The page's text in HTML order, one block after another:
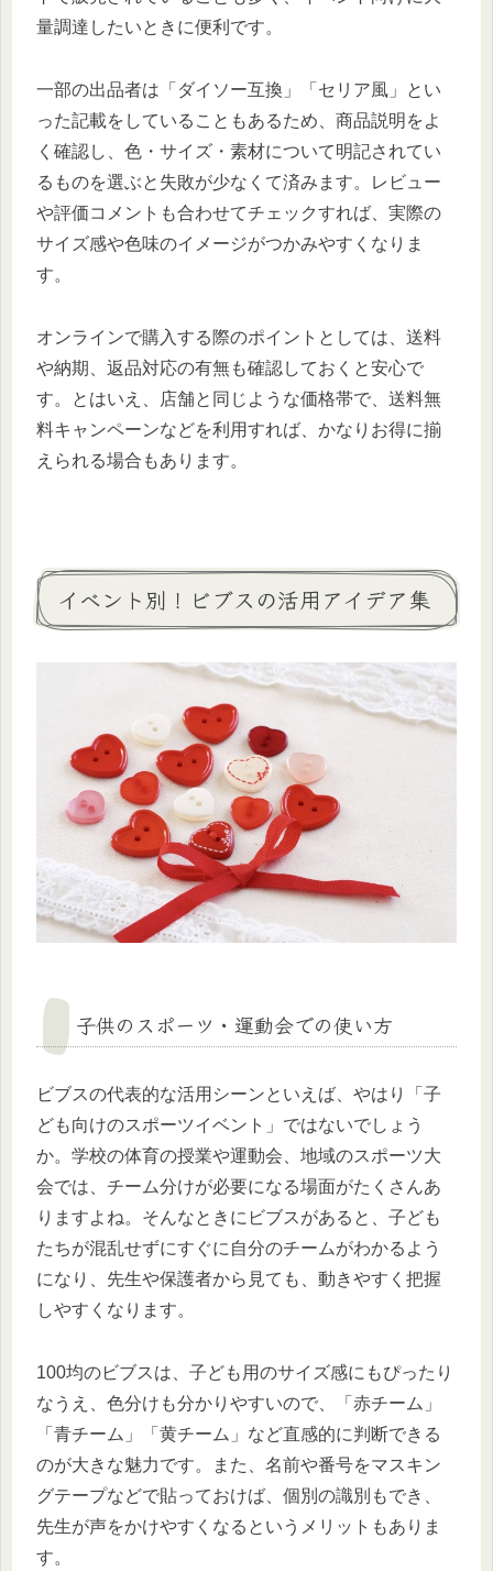
量調達したいときに便利です。
一部の出品者は「ダイソー互換」「セリア風」とい
った記載をしていることもあるため、商品説明をよ
く確認し、色・サイズ・素材について明記されてい
るものを選ぶと失敗が少なくて済みます。レビュー
や評価コメントも合わせてチェックすれば、実際の
サイズ感や色味のイメージがつかみやすくなりま
す。
オンラインで購入する際のポイントとしては、送料
や納期、返品対応の有無も確認しておくと安心で
す。とはいえ、店舗と同じような価格帯で、送料無
料キャンペーンなどを利用すれば、かなりお得に揃
えられる場合もあります。
イベント別！ビブスの活用アイデア集
子供のスポーツ・運動会での使い方
ビブスの代表的な活用シーンといえば、やはり「子
ども向けのスポーツイベント」ではないでしょう
か。学校の体育の授業や運動会、地域のスポーツ大
会では、チーム分けが必要になる場面がたくさんあ
りますよね。そんなときにビブスがあると、子ども
たちが混乱せずにすぐに自分のチームがわかるよう
になり、先生や保護者から見ても、動きやすく把握
しやすくなります。
100均のビブスは、子ども用のサイズ感にもぴったり
なうえ、色分けも分かりやすいので、「赤チーム」
「青チーム」「黄チーム」など直感的に判断できる
のが大きな魅力です。また、名前や番号をマスキン
グテープなどで貼っておけば、個別の識別もでき、
先生が声をかけやすくなるというメリットもありま
す。